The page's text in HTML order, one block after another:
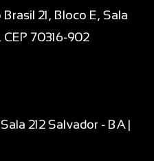
21, Bloco E, Sala
CEP 70316-902
212 Salvador - BA |